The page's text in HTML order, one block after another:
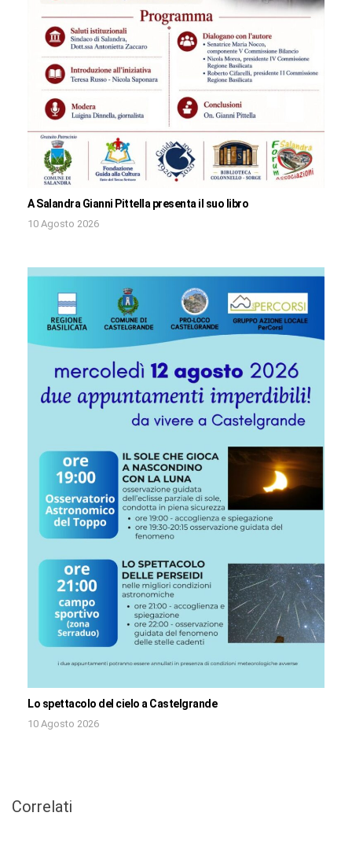
A Salandra Gianni Pittella presenta il suo libro
10 Agosto 2026
Lo spettacolo del cielo a Castelgrande
10 Agosto 2026
Correlati